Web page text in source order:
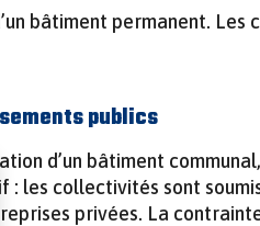
bâtiment permanent. Les
publics
d’un bâtiment
: les collectivités sont
privées. La